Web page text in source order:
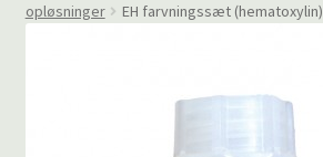
opløsninger
EH farvningssæt (hematoxylin)